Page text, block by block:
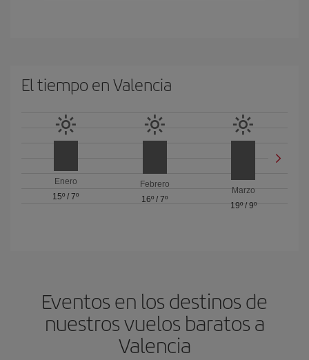
El tiempo en Valencia
Enero
15º /7º
Febrero
16º / 7º
Marzo
19º/ 9º
Eventos en los destinos de
nuestros vuelos baratos a
Valencia